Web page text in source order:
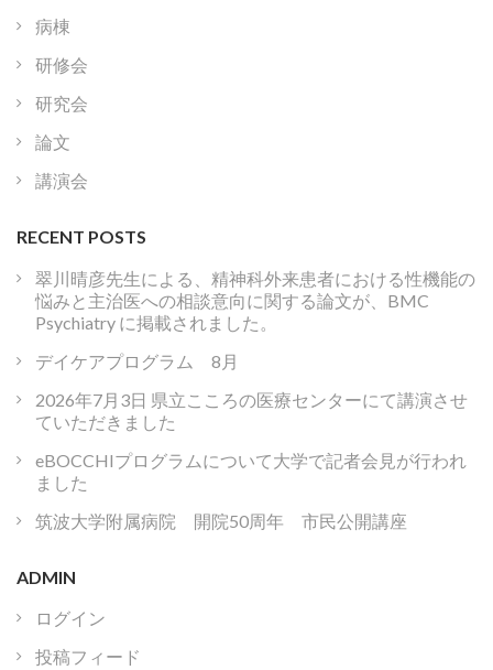
病棟
研修会
研究会
論文
講演会
RECENT POSTS
翠川晴彦先生による、精神科外来患者における性機能の
悩みと主治医への相談意向に関する論文が、BMC
Psychiatry に掲載されました。
デイケアプログラム 8月
2026年7月3日 県立こころの医療センターにて講演させ
ていただきました
eBOCCHIプログラムについて大学で記者会見が行われ
ました
筑波大学附属病院 開院50周年 市民公開講座
ADMIN
ログイン
投稿フィード